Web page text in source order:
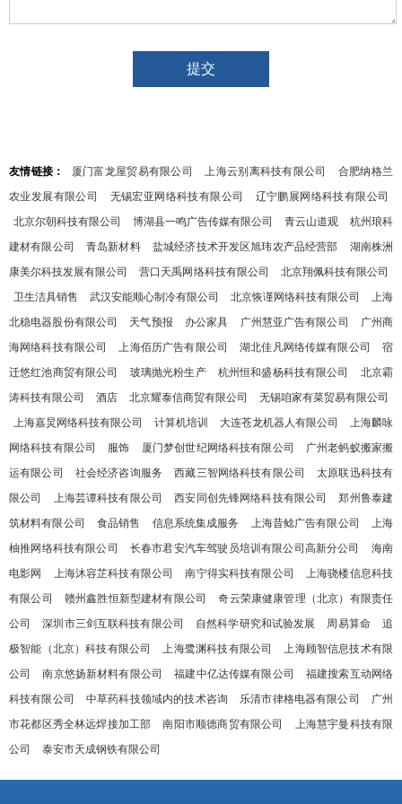
友情链接： 厦门富龙屋贸易有限公司 上海云别离科技有限公司
合肥纳格兰
农业发展有限公司
无锡宏亚网络科技有限公司
辽宁鹏展网络科技有限公司
北京尔朝科技有限公司
博湖县一鸣广告传媒有限公司 青云山道观
杭州琅科
建材有限公司
青岛新材料 盐城经济技术开发区旭玮农产品经营部
湖南株洲
康美尔科技发展有限公司
营口天禹网络科技有限公司
北京翔佩科技有限公司
卫生洁具销售
武汉安能顺心制冷有限公司 北京恢谨网络科技有限公司
上海
北稳电器股份有限公司
天气预报 办公家具 广州慧亚广告有限公司
广州商
海网络科技有限公司
上海佰历广告有限公司 湖北佳凡网络传媒有限公司
宿
迁悠红池商贸有限公司
玻璃抛光粉生产 杭州恒和盛杨科技有限公司
北京霸
涛科技有限公司
酒店 北京耀泰信商贸有限公司
无锡咱家有菜贸易有限公司
上海嘉炅网络科技有限公司
计算机培训 大连苍龙机器人有限公司
上海麟咏
网络科技有限公司
服饰 厦门梦创世纪网络科技有限公司
广州老蚂蚁搬家搬
运有限公司
社会经济咨询服务 西藏三智网络科技有限公司
太原联迅科技有
限公司
上海芸谭科技有限公司 西安同创先锋网络科技有限公司
郑州鲁泰建
筑材料有限公司
食品销售 信息系统集成服务 上海昔鲶广告有限公司
上海
柚推网络科技有限公司
长春市君安汽车驾驶员培训有限公司高新分公司
海南
电影网
上海沐容芷科技有限公司 南宁得实科技有限公司
上海骁楼信息科技
有限公司
赣州鑫胜恒新型建材有限公司
奇云荣康健康管理（北京）有限责任
公司
深圳市三剑互联科技有限公司 自然科学研究和试验发展 周易算命
追
极智能（北京）科技有限公司
上海鹭渊科技有限公司
上海顾智信息技术有限
公司
南京悠扬新材料有限公司 福建中亿达传媒有限公司
福建搜索互动网络
科技有限公司
中草药科技领域内的技术咨询 乐清市律格电器有限公司
广州
市花都区秀全林远焊接加工部
南阳市顺德商贸有限公司
上海慧宇曼科技有限
公司
泰安市天成钢铁有限公司